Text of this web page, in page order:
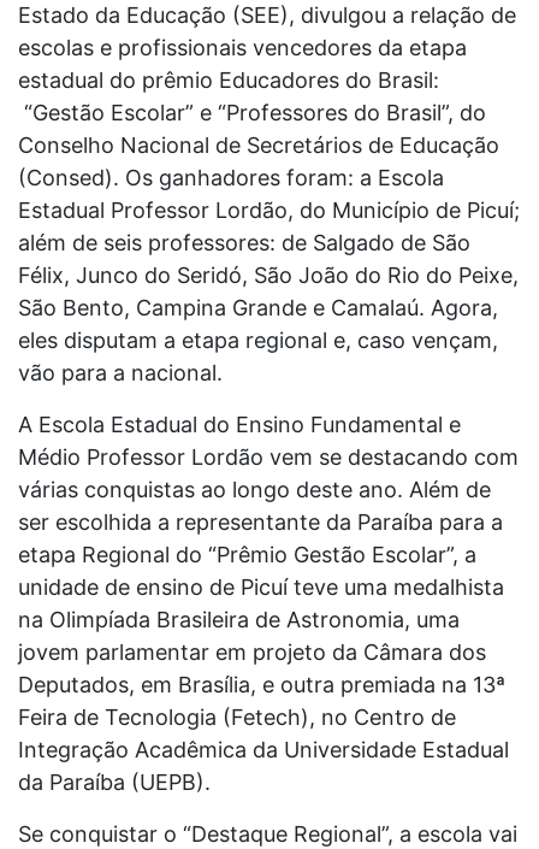
Estado da Educação (SEE), divulgou a relação de
escolas e profissionais vencedores da etapa
estadual do prêmio Educadores do Brasil:
“Gestão Escolar” e “Professores do Brasil”, do
Conselho Nacional de Secretários de Educação
(Consed). Os ganhadores foram: a Escola
Estadual Professor Lordão, do Município de Picuí;
além de seis professores: de Salgado de São
Félix, Junco do Seridó, São João do Rio do Peixe,
São Bento, Campina Grande e Camalaú. Agora,
eles disputam a etapa regional e, caso vençam,
vão para a nacional.
A Escola Estadual do Ensino Fundamental e
Médio Professor Lordão vem se destacando com
várias conquistas ao longo deste ano. Além de
ser escolhida a representante da Paraíba para a
etapa Regional do “Prêmio Gestão Escolar”, a
unidade de ensino de Picuí teve uma medalhista
na Olimpíada Brasileira de Astronomia, uma
jovem parlamentar em projeto da Câmara dos
Deputados, em Brasília, e outra premiada na 13ª
Feira de Tecnologia (Fetech), no Centro de
Integração Acadêmica da Universidade Estadual
da Paraíba (UEPB).
Se conquistar o “Destaque Regional”, a escola vai